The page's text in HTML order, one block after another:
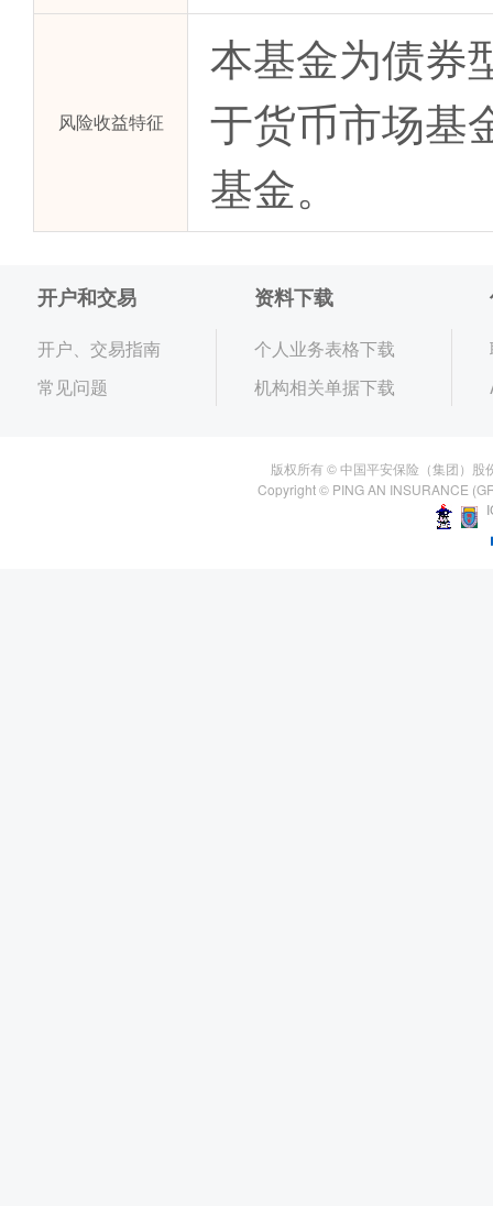
风险收益特征
本基金为债券
于货币市场基
基金。
开户和交易
开户、交易指南
常见问题
资料下载
个人业务表格下载
机构相关单据下载
版权所有 © 中国平安保险（集团）股
Copyright © PING AN INSURANCE